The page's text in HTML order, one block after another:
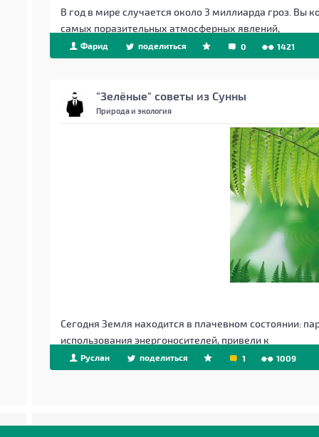
В год в мире случается около 3 миллиарда гроз. Вы
самых поразительных атмосферных явлений,
Фарид поделиться 0 1421
"Зелёные" советы из Сунны
Природа и экология
Сегодня Земля находится в плачевном состоянии:
использования энергоносителей, привели к
Руслан поделиться 1 1009